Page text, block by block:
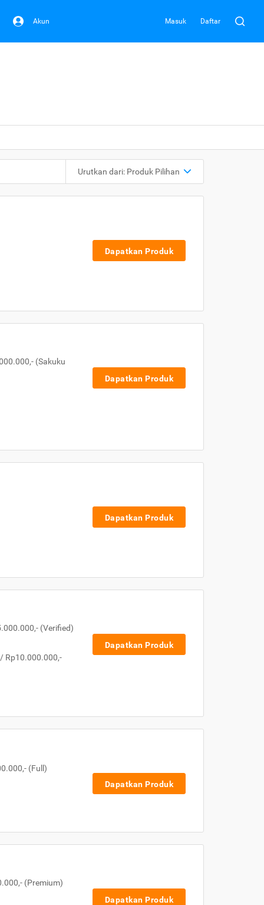
Akun Masuk Daftar
Urutkan dari: Produk Pilihan
Dapatkan Produk
(Sakuku
Dapatkan Produk
Dapatkan Produk
(Verified)
Rp10.000.000,-
Dapatkan Produk
(Full)
Dapatkan Produk
(Premium)
Dapatkan Produk